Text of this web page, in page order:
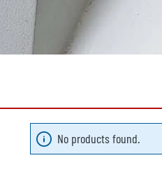
No products found.